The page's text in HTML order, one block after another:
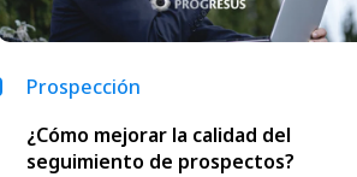
Prospección
¿Cómo mejorar la calidad del
seguimiento de prospectos?